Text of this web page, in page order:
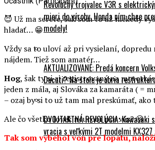
Revolučný trojvalec V3R s
mieri do výroby. Honda ním chce
modely!
AKTUALIZOVANÉ: Predá koncern
Ducati? Na stole je obria
DVOJTAKTNÁ REVOLÚCIA:
vracia s veľkými 2T modelmi KX327
😈 Už ma serete, šak som to už niekedy
hladať… 😁
Vždy sa to uloví až pri vysielaní, dopredu
nájdem. Tiež som amatér…
Hog, šak ty si aj registrovaný na
jeden z mála, aj Slováka za kamaráta ( =
– ozaj by si to už tam mal preskúmať,
Ale čo všetko lovek neurobí pre vás? 😘
Tak som vybehol von pre lopatu,